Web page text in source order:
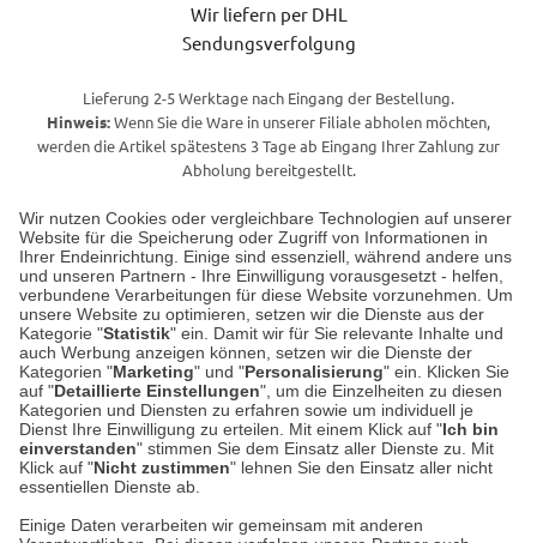
Wir nutzen Cookies oder vergleichbare Technologien auf unserer
Website für die Speicherung oder Zugriff von Informationen in
Ihrer Endeinrichtung. Einige sind essenziell, während andere uns
und unseren Partnern - Ihre Einwilligung vorausgesetzt - helfen,
verbundene Verarbeitungen für diese Website vorzunehmen. Um
unsere Website zu optimieren, setzen wir die Dienste aus der
Kategorie "Statistik" ein. Damit wir für Sie relevante Inhalte und
auch Werbung anzeigen können, setzen wir die Dienste der
Kategorien "Marketing" und "Personalisierung" ein. Klicken Sie
auf "Detaillierte Einstellungen", um die Einzelheiten zu diesen
Kategorien und Diensten zu erfahren sowie um individuell je
Dienst Ihre Einwilligung zu erteilen. Mit einem Klick auf "Ich bin
einverstanden" stimmen Sie dem Einsatz aller Dienste zu. Mit
Klick auf "Nicht zustimmen" lehnen Sie den Einsatz aller nicht
essentiellen Dienste ab.
Einige Daten verarbeiten wir gemeinsam mit anderen
Wir liefern per DHL
Sendungsverfolgung
Lieferung 2-5 Werktage nach Eingang der Bestellung.
Hinweis:Wenn Sie die Ware in unserer Filiale abholen möchten,
werden die Artikel spätestens 3 Tage ab Eingang Ihrer Zahlung zur
Abholung bereitgestellt.
Unser Geschäft in Meckenheim
Auf dem Steinbüchel 6
53340 Meckenheim
Montag bis Samstag 9:00 Uhr bis 18:00 Uhr
weitere Information
Hier finden Sie uns im Netz